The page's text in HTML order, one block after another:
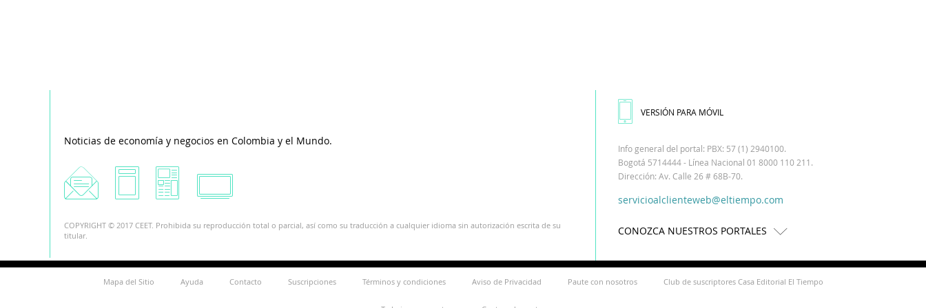
Noticias de economía y negocios en Colombia y el Mundo.
COPYRIGHT © 2017 CEET. Prohibida su reproducción total o parcial, así como su traducción a cualquier idioma sin autorización escrita de su
titular.
VERSIÓN PARA MÓVIL
Info general del portal: PBX: 57 (1) 2940100.
Bogotá 5714444 - Línea Nacional 01 8000 110 211.
Dirección: Av. Calle 26 # 68B-70.
servicioalclienteweb@eltiempo.com
CONOZCA NUESTROS PORTALES
Mapa del Sitio Ayuda Contacto Suscripciones Términos y condiciones Aviso de Privacidad Paute con nosotros Club de suscriptores Casa Editorial El Tiempo